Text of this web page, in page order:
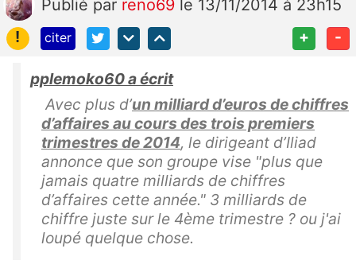
Publié par reno69 le 13/11/2014 à 23h15
!
citer + -
pplemoko60 a écrit
Avec plus d’un milliard d’euros de chiffres
d’affaires au cours des trois premiers
trimestres de 2014, le dirigeant d’Iliad
annonce que son groupe vise "plus que
jamais quatre milliards de chiffres
d’affaires cette année." 3 milliards de
chiffre juste sur le 4ème trimestre ? ou j'ai
loupé quelque chose.